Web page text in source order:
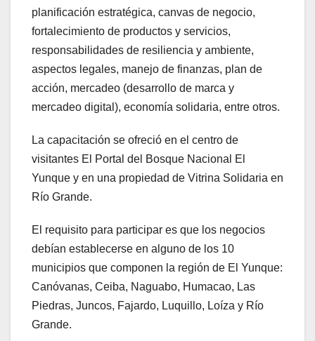
planificación estratégica, canvas de negocio,
fortalecimiento de productos y servicios,
responsabilidades de resiliencia y ambiente,
aspectos legales, manejo de finanzas, plan de
acción, mercadeo (desarrollo de marca y
mercadeo digital), economía solidaria, entre otros.
La capacitación se ofreció en el centro de
visitantes El Portal del Bosque Nacional El
Yunque y en una propiedad de Vitrina Solidaria en
Río Grande.
El requisito para participar es que los negocios
debían establecerse en alguno de los 10
municipios que componen la región de El Yunque:
Canóvanas, Ceiba, Naguabo, Humacao, Las
Piedras, Juncos, Fajardo, Luquillo, Loíza y Río
Grande.